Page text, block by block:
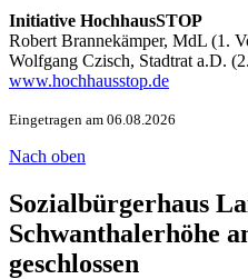
Initiative HochhausSTOP
Robert Brannekämper, MdL (1.
Wolfgang Czisch, Stadtrat a.D.
www.hochhausstop.de
Eingetragen am 06.08.2026
Nach oben
Sozialbürgerhaus
Schwanthalerhöhe
geschlossen